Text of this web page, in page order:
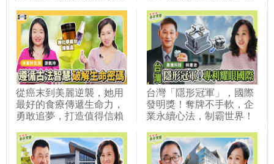
麗娜
從癌末到美麗逆襲，她用
最好的食療傳遞生命力，
勇敢追夢，打造值得信賴
台灣「隱形冠軍」，國際
發明獎！奪牌不手軟，企
業永續心法，制霸世界！